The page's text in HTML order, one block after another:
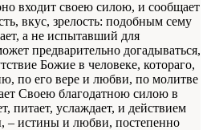
входит своею силою, и сообщает
вкус, зрелость: подобным сему
а не испытавший для
предварительно догадываться,
Божие в человеке, котораго,
по его вере и любви, по молитве
Своею благодатною силою в
питает, услаждает, и действием
– истины и любви, постепенно